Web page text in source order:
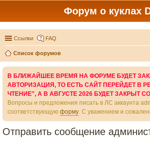
Форум о куклах
Ссылки FAQ
Список форумов
В БЛИЖАЙШЕЕ ВРЕМЯ НА ФОРУМЕ БУДЕТ
АВТОРИЗАЦИЯ, ТО ЕСТЬ САЙТ ПЕРЕЙДЕТ В
ЧТЕНИЕ", А В АВГУСТЕ 2026 БУДЕТ ЗАКРЫТ
Вопросы и предложения писать в ЛС аккаунта
соответствующую форму. С уважением и
Отправить сообщение